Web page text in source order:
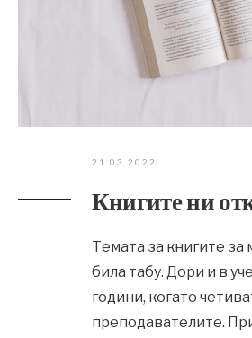
21.03.2022
Книгите ни
Темата за книгите за
била табу. Дори и в
години, когато
преподавателите.